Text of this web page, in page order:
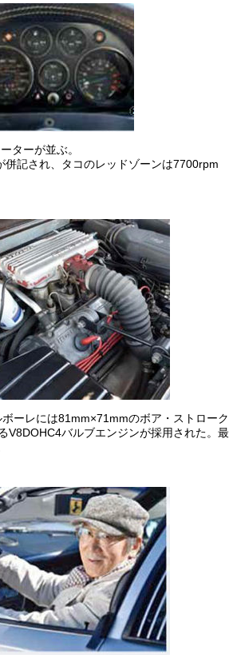
ターが並ぶ。
併記され、タコのレッドゾーンは7700rpm
ーレには81mm×71mmのボア・ストローク
V8DOHC4バルブエンジンが採用された。最